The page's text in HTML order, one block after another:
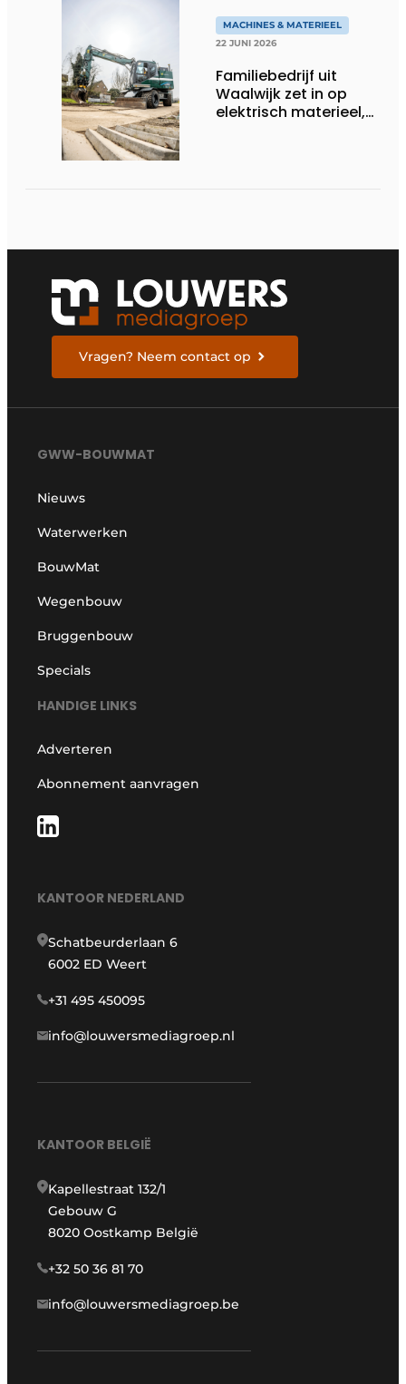
MACHINES & MATERIEEL
22 JUNI 2026
Familiebedrijf uit
Waalwijk zet in op
elektrisch materieel,
Vragen? Neem contact op
GWW-BOUWMAT
Nieuws
Waterwerken
BouwMat
Wegenbouw
Bruggenbouw
Specials
HANDIGE LINKS
Adverteren
Abonnement aanvragen
KANTOOR NEDERLAND
Schatbeurderlaan 6
6002 ED Weert
+31 495 450095
info@louwersmediagroep.nl
KANTOOR BELGIË
Kapellestraat 132/1
Gebouw G
8020 Oostkamp België
+32 50 36 81 70
info@louwersmediagroep.be